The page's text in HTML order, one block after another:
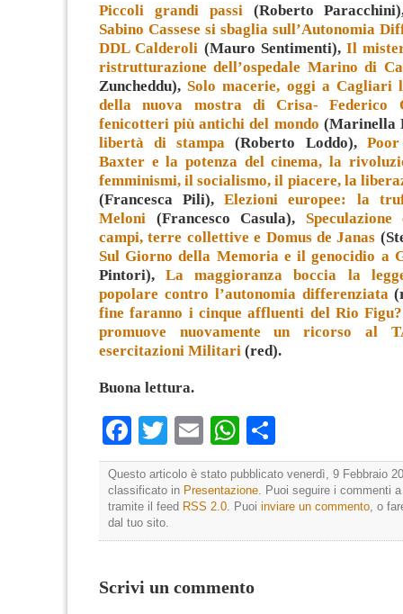
Piccoli grandi passi (Roberto
Sabino Cassese si sbaglia sull’Autonomia
DDL Calderoli (Mauro Sentimenti), Il
ristrutturazione dell’ospedale Marino di
Zuncheddu),Solo macerie, oggi a Cagliari
della nuova mostra di Crisa- Federico
fenicotteri più antichi del mondo (Marinella
libertà di stampa (Roberto Loddo),
Baxter e la potenza del cinema, la
femminismi, il socialismo, il piacere, la
(Francesca Pili),Elezioni europee: la
Meloni (Francesco Casula),
campi, terre collettive e Domus de Janas
Sul Giorno della Memoria e il genocidio a
Pintori),La maggioranza boccia la
popolare contro l’autonomia differenziata
fine faranno i cinque affluenti del Rio Figu?
promuove nuovamente un ricorso al
esercitazioni Militari (red).
Buona lettura.
Facebook
TwitterEmailWhatsApp
Questo articolo è stato pubblicato venerdì, 9 Febbraio
classificato in Presentazione . Puoi seguire i commenti
tramite il feed RSS 2.0 . Puoi inviare un commento , o
dal tuo sito.
Scrivi un commento